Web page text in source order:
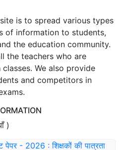
is to spread various types
of information to students,
the education community.
the teachers who are
We also provide
and competitors in
)